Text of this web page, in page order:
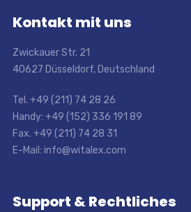
Kontakt mit uns
Zwickauer Str. 21
40627 Düsseldorf, Deutschland
Tel. +49 (211) 74 28 26
Handy: +49 (152) 336 191 89
Fax. +49 (211) 74 28 31
E-Mail: info@witalex.com
Support & Rechtliches